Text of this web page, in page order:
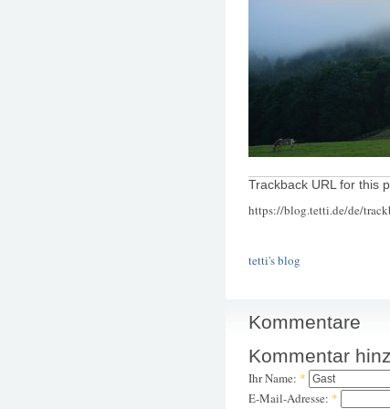
Trackback URL for this
https://blog.tetti.de/de/
tetti's blog
Kommentare
Kommentar
Ihr Name: *
E-Mail-Adresse: *